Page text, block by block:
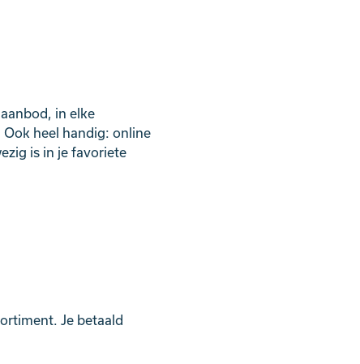
in elke
heel handig: online
is in je favoriete
Je betaald